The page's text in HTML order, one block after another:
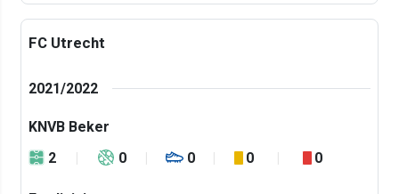
FC Utrecht
2021/2022
KNVB Beker
2
0 0 0 0